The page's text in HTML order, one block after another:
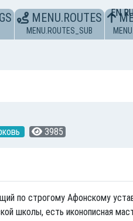
EN
MENU.ROUTES
MENU.ROUTES_SUB
3985
по строгому Афонскому
школы, есть иконописная